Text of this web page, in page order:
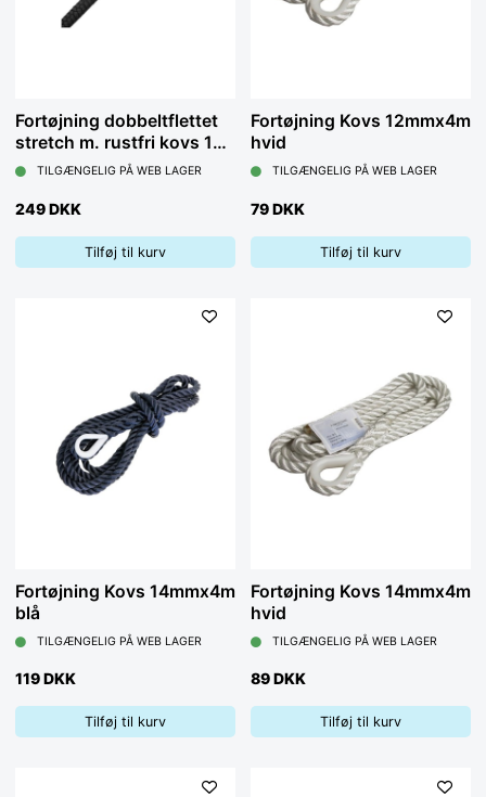
Fortøjning dobbeltflettet
stretch m. rustfri kovs 16
mm x 4 m, sort
TILGÆNGELIG PÅ WEB LAGER
249 DKK
Tilføj til kurv
Fortøjning Kovs 12mmx4m
hvid
TILGÆNGELIG PÅ WEB LAGER
79 DKK
Tilføj til kurv
Fortøjning Kovs 14mmx4m
blå
TILGÆNGELIG PÅ WEB LAGER
119 DKK
Tilføj til kurv
Fortøjning Kovs 14mmx4m
hvid
TILGÆNGELIG PÅ WEB LAGER
89 DKK
Tilføj til kurv